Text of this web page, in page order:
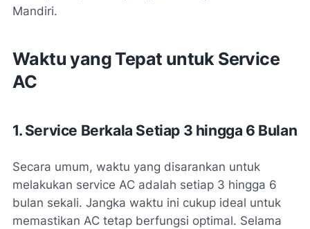
Mandiri.
Waktu yang Tepat untuk Service
AC
1. Service Berkala Setiap 3 hingga 6 Bulan
Secara umum, waktu yang disarankan untuk
melakukan service AC adalah setiap 3 hingga 6
bulan sekali. Jangka waktu ini cukup ideal untuk
memastikan AC tetap berfungsi optimal. Selama